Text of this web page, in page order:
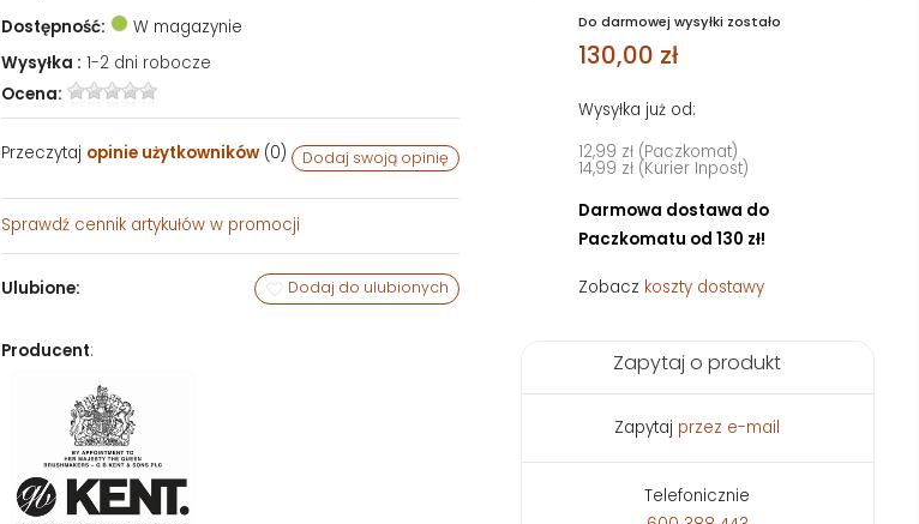
Dostępność:
W magazynie
Wysyłka : 1-2 dni robocze
Ocena:
Przeczytaj opinie użytkowników(0) Dodaj swoją opinię
Sprawdź cennik artykułów w promocji
Ulubione: Dodaj do ulubionych
Producent:
Do darmowej wysyłki zostało
130,00 zł
Wysyłka już od:
12,99 zł (Paczkomat)
14,99 zł (Kurier Inpost)
Darmowa dostawa do
Paczkomatu od 130 zł!
Zobacz koszty dostawy
Zapytaj o produkt
Zapytaj przez e-mail
Telefonicznie